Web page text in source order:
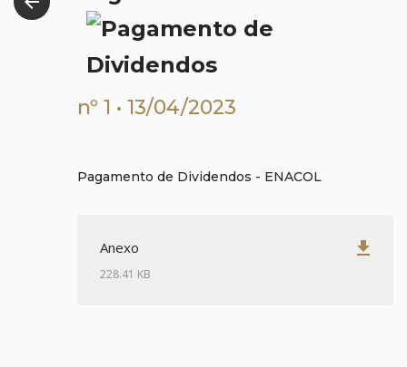
nº 1 • 13/04/2023
Pagamento de Dividendos - ENACOL
Anexo
228.41 KB
get_app